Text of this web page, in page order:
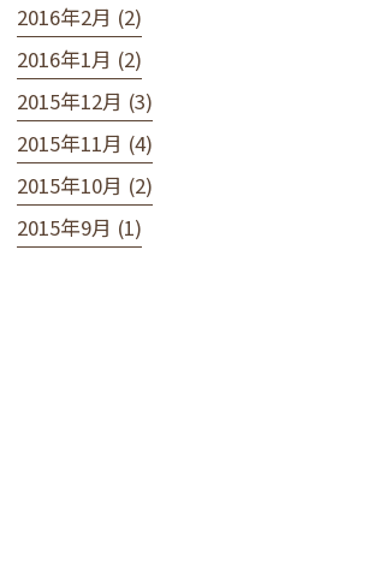
2016年2月 (2)
2016年1月 (2)
2015年12月 (3)
2015年11月 (4)
2015年10月 (2)
2015年9月 (1)